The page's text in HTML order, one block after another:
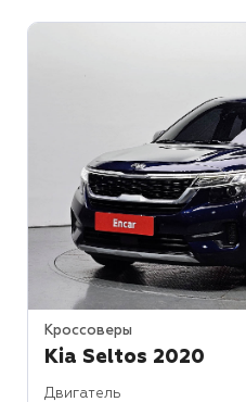
Кроссоверы
Kia Seltos 2020
Двигатель